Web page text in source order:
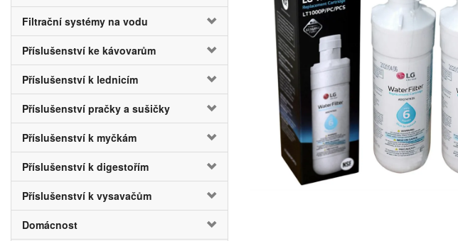
Filtrační systémy na vodu
Příslušenství ke kávovarům
Příslušenství k lednicím
Příslušenství pračky a sušičky
Příslušenství k myčkám
Příslušenství k digestořím
Příslušenství k vysavačům
Domácnost